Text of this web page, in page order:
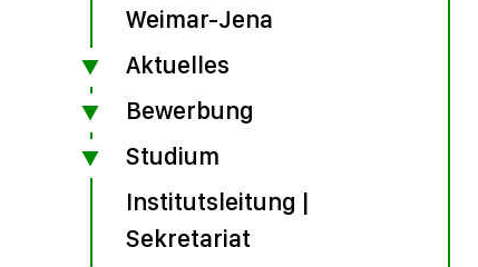
Weimar-Jena
Aktuelles
Bewerbung
Studium
Institutsleitung |
Sekretariat